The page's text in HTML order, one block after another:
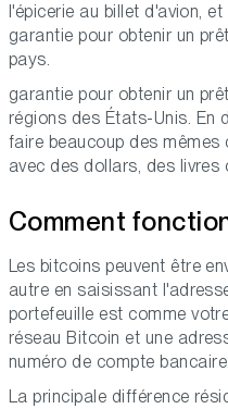
l'épicerie au billet d'avion,
garantie pour obtenir un
pays.
garantie pour obtenir un
régions des États-Unis. En
faire beaucoup des
avec des dollars, des livres
Comment
Les bitcoins peuvent être
autre en saisissant
portefeuille est comme
réseau Bitcoin et une
numéro de compte bancaire.
La principale différence